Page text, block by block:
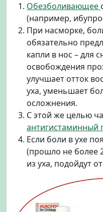
Обезболивающее
(например,
При насморке,
обязательно
капли в нос – для
освобождения
улучшает отток
уха, уменьшает
осложнения.
С этой же целью
антигистаминный
Если боли в ухе
(прошло не более
из уха, подойдут